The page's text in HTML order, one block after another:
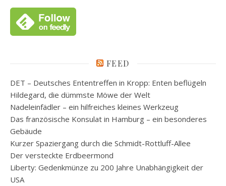
FEED
DET – Deutsches Ententreffen in Kropp: Enten beflügeln
Hildegard, die dümmste Möwe der Welt
Nadeleinfädler – ein hilfreiches kleines Werkzeug
Das französische Konsulat in Hamburg – ein besonderes
Gebäude
Kurzer Spaziergang durch die Schmidt-Rottluff-Allee
Der versteckte Erdbeermond
Liberty: Gedenkmünze zu 200 Jahre Unabhängigkeit der
USA